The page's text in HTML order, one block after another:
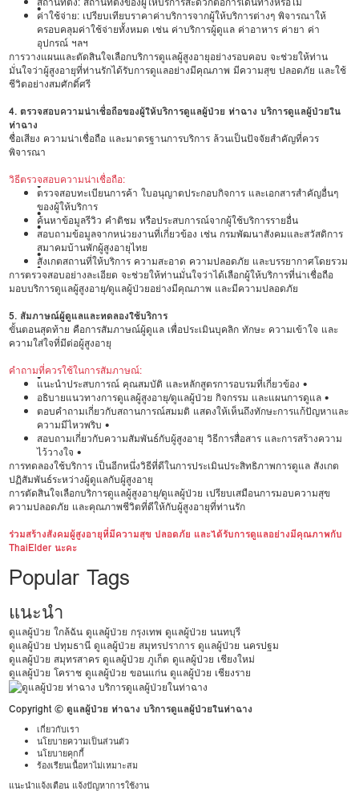
•
ค่าใช้จ่าย: เปรียบเทียบราคาค่าบริการจากผู้ให้บริการต่างๆ พิจารณาให้
ครอบคลุมค่าใช้จ่ายทั้งหมด เช่น ค่าบริการผู้ดูแล ค่าอาหาร ค่ายา ค่า
อุปกรณ์ ฯลฯ
การวางแผนและตัดสินใจเลือกบริการดูแลผู้สูงอายุอย่างรอบคอบ จะช่วยให้ท่าน
มั่นใจว่าผู้สูงอายุที่ท่านรักได้รับการดูแลอย่างมีคุณภาพ มีความสุข ปลอดภัย และใช้
ชีวิตอย่างสมศักดิ์ศรี
4. ตรวจสอบความน่าเชื่อถือของผู้ให้บริการดูแลผู้ป่วย ท่าฉาง บริการดูแลผู้ป่วยใน
ท่าฉาง
ชื่อเสียง ความน่าเชื่อถือ และมาตรฐานการบริการ ล้วนเป็นปัจจัยสำคัญที่ควร
พิจารณา
วิธีตรวจสอบความน่าเชื่อถือ:
•
ตรวจสอบทะเบียนการค้า ใบอนุญาตประกอบกิจการ และเอกสารสำคัญอื่นๆ
ของผู้ให้บริการ
•
ค้นหาข้อมูลรีวิว คำติชม หรือประสบการณ์จากผู้ใช้บริการรายอื่น
•
สอบถามข้อมูลจากหน่วยงานที่เกี่ยวข้อง เช่น กรมพัฒนาสังคมและสวัสดิการ
สมาคมบ้านพักผู้สูงอายุไทย
•
สังเกตสถานที่ให้บริการ ความสะอาด ความปลอดภัย และบรรยากาศโดยรวม
•
การตรวจสอบอย่างละเอียด จะช่วยให้ท่านมั่นใจว่าได้เลือกผู้ให้บริการที่น่าเชื่อถือ
มอบบริการดูแลผู้สูงอายุ/ดูแลผู้ป่วยอย่างมีคุณภาพ และมีความปลอดภัย
5. สัมภาษณ์ผู้ดูแลและทดลองใช้บริการ
ขั้นตอนสุดท้าย คือการสัมภาษณ์ผู้ดูแล เพื่อประเมินบุคลิก ทักษะ ความเข้าใจ และ
ความใส่ใจที่มีต่อผู้สูงอายุ
คำถามที่ควรใช้ในการสัมภาษณ์:
•
แนะนำประสบการณ์ คุณสมบัติ และหลักสูตรการอบรมที่เกี่ยวข้อง •
อธิบายแนวทางการดูแลผู้สูงอายุ/ดูแลผู้ป่วย กิจกรรม และแผนการดูแล •
ตอบคำถามเกี่ยวกับสถานการณ์สมมติ แสดงให้เห็นถึงทักษะการแก้ปัญหาและ
ความมีไหวพริบ •
สอบถามเกี่ยวกับความสัมพันธ์กับผู้สูงอายุ วิธีการสื่อสาร และการสร้างความ
ไว้วางใจ •
การทดลองใช้บริการ เป็นอีกหนึ่งวิธีที่ดีในการประเมินประสิทธิภาพการดูแล สังเกต
ปฏิสัมพันธ์ระหว่างผู้ดูแลกับผู้สูงอายุ
การตัดสินใจเลือกบริการดูแลผู้สูงอายุ/ดูแลผู้ป่วย เปรียบเสมือนการมอบความสุข
ความปลอดภัย และคุณภาพชีวิตที่ดีให้กับผู้สูงอายุที่ท่านรัก
ร่วมสร้างสังคมผู้สูงอายุที่มีความสุข ปลอดภัย และได้รับการดูแลอย่างมีคุณภาพกับ
ThaiElder นะคะ
Popular Tags
แนะนำ
ดูแลผู้ป่วย ใกล้ฉัน ดูแลผู้ป่วย กรุงเทพ ดูแลผู้ป่วย นนทบุรี
ดูแลผู้ป่วย ปทุมธานี ดูแลผู้ป่วย สมุทรปราการ ดูแลผู้ป่วย นครปฐม
ดูแลผู้ป่วย สมุทรสาคร ดูแลผู้ป่วย ภูเก็ต ดูแลผู้ป่วย เชียงใหม่
ดูแลผู้ป่วย โคราช ดูแลผู้ป่วย ขอนแก่น ดูแลผู้ป่วย เชียงราย
Copyright © ดูแลผู้ป่วย ท่าฉาง บริการดูแลผู้ป่วยในท่าฉาง
เกี่ยวกับเรา
นโยบายความเป็นส่วนตัว
นโยบายคุกกี้
ร้องเรียนเนื้อหาไม่เหมาะสม
แนะนำแจ้งเตือน แจ้งปัญหาการใช้งาน